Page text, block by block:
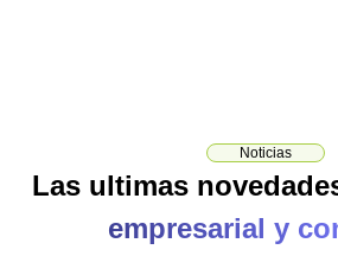
Noticias
Las ultimas
empresarial y